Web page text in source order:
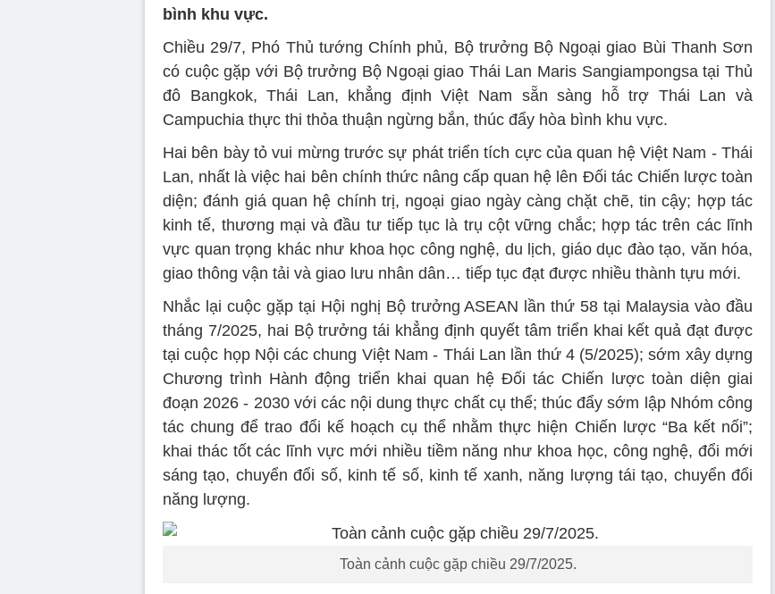
bình khu vực.
Chiều 29/7, Phó Thủ tướng Chính phủ, Bộ trưởng Bộ Ngoại giao Bùi Thanh Sơn
có cuộc gặp với Bộ trưởng Bộ Ngoại giao Thái Lan Maris Sangiampongsa tại Thủ
đô Bangkok, Thái Lan, khẳng định Việt Nam sẵn sàng hỗ trợ Thái Lan và
Campuchia thực thi thỏa thuận ngừng bắn, thúc đẩy hòa bình khu vực.
Hai bên bày tỏ vui mừng trước sự phát triển tích cực của quan hệ Việt Nam - Thái
Lan, nhất là việc hai bên chính thức nâng cấp quan hệ lên Đối tác Chiến lược toàn
diện; đánh giá quan hệ chính trị, ngoại giao ngày càng chặt chẽ, tin cậy; hợp tác
kinh tế, thương mại và đầu tư tiếp tục là trụ cột vững chắc; hợp tác trên các lĩnh
vực quan trọng khác như khoa học công nghệ, du lịch, giáo dục đào tạo, văn hóa,
giao thông vận tải và giao lưu nhân dân… tiếp tục đạt được nhiều thành tựu mới.
Nhắc lại cuộc gặp tại Hội nghị Bộ trưởng ASEAN lần thứ 58 tại Malaysia vào đầu
tháng 7/2025, hai Bộ trưởng tái khẳng định quyết tâm triển khai kết quả đạt được
tại cuộc họp Nội các chung Việt Nam - Thái Lan lần thứ 4 (5/2025); sớm xây dựng
Chương trình Hành động triển khai quan hệ Đối tác Chiến lược toàn diện giai
đoạn 2026 - 2030 với các nội dung thực chất cụ thể; thúc đẩy sớm lập Nhóm công
tác chung để trao đổi kế hoạch cụ thể nhằm thực hiện Chiến lược “Ba kết nối”;
khai thác tốt các lĩnh vực mới nhiều tiềm năng như khoa học, công nghệ, đổi mới
sáng tạo, chuyển đổi số, kinh tế số, kinh tế xanh, năng lượng tái tạo, chuyển đổi
năng lượng.
Toàn cảnh cuộc gặp chiều 29/7/2025.